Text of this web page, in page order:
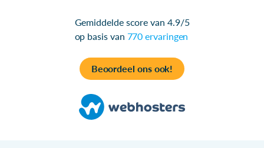
Gemiddelde score van 4.9/5
op basis van 770 ervaringen
Beoordeel ons ook!